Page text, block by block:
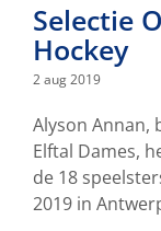
Selectie
Hockey
2 aug 2019
Alyson Annan,
Elftal Dames,
de 18
2019 in